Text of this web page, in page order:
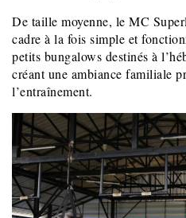
De taille moyenne, le MC
cadre à la fois simple et
petits bungalows destinés à
créant une ambiance familiale
l’entraînement.